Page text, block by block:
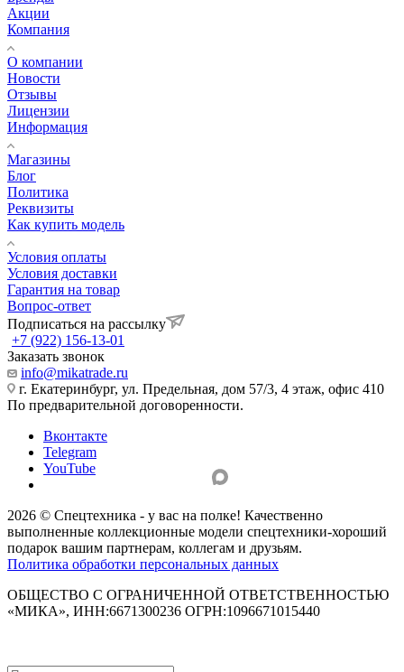
Акции
Компания
О компании
Новости
Отзывы
Лицензии
Информация
Магазины
Блог
Политика
Реквизиты
Как купить модель
Условия оплаты
Условия доставки
Гарантия на товар
Вопрос-ответ
Подписаться на рассылку
+7 (922) 156-13-01
Заказать звонок
info@mikatrade.ru
г. Екатеринбург, ул. Предельная, дом 57/3, 4 этаж, офис 410
По предварительной договоренности.
Вконтакте
Telegram
YouTube
2026 © Спецтехника - у вас на полке! Качественно
выполненные коллекционные модели спецтехники-хороший
подарок вашим партнерам, коллегам и друзьям.
Политика обработки персональных данных
ОБЩЕСТВО С ОГРАНИЧЕННОЙ ОТВЕТСТВЕННОСТЬЮ
«МИКА», ИНН:6671300236 ОГРН:1096671015440